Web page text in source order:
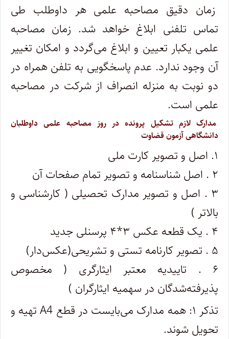
زمان دقیق مصاحبه علمی هر داوطلب طی
تماس تلفنی ابلاغ خواهد شد. زمان مصاحبه
علمی یکبار تعیین و ابلاغ می‌گردد و امکان تغییر
آن وجود ندارد. عدم پاسخگویی به تلفن همراه در
دو نوبت به منزله انصراف از شرکت در مصاحبه
علمی است.
مدارک لازم تشکیل پرونده در روز مصاحبه علمی داوطلبان
دانشگاهی آزمون قضاوت
۱. اصل و تصویر کارت ملی
۲ . اصل شناسنامه و تصویر تمام صفحات آن
۳ . اصل و تصویر مدارک تحصیلی ( کارشناسی و
بالاتر )
۴ . یک قطعه عکس ۳*۴ پرسنلی جدید
۵ . تصویر کارنامه تستی و تشریحی(عکس‌دار)
۶ . تاییدیه معتبر ایثارگری ( مخصوص
پذیرفته‌شدگان در سهمیه ایثارگران )
تذکر ۱: همه مدارک می‌بایست در قطع A4 تهیه و
تحویل شوند.